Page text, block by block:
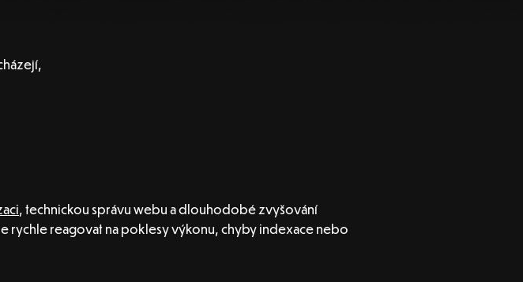
, technickou správu webu a dlouhodobé zvyšování
rychle reagovat na poklesy výkonu, chyby indexace nebo